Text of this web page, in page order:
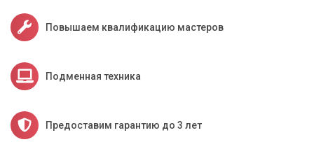
и консультации по вопросам эксплуатации фаервола. Вы
всегда можете обратиться к нам за помощью или советом.
Повышаем квалификацию мастеров
Подменная техника
Предоставим гарантию до 3 лет